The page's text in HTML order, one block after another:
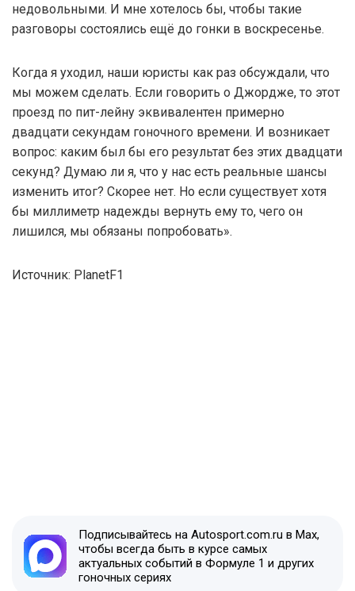
недовольными. И мне хотелось бы, чтобы такие
разговоры состоялись ещё до гонки в воскресенье.
Когда я уходил, наши юристы как раз обсуждали, что
мы можем сделать. Если говорить о Джордже, то этот
проезд по пит-лейну эквивалентен примерно
двадцати секундам гоночного времени. И возникает
вопрос: каким был бы его результат без этих двадцати
секунд? Думаю ли я, что у нас есть реальные шансы
изменить итог? Скорее нет. Но если существует хотя
бы миллиметр надежды вернуть ему то, чего он
лишился, мы обязаны попробовать».
Источник: PlanetF1
Подписывайтесь на Autosport.com.ru в Max,
чтобы всегда быть в курсе самых
актуальных событий в Формуле 1 и других
гоночных сериях